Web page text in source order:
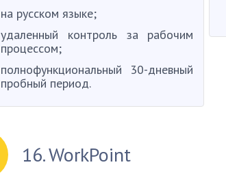
на русском языке;
удаленный контроль за рабочим
процессом;
полнофункциональный 30-дневный
пробный период.
16. WorkPoint